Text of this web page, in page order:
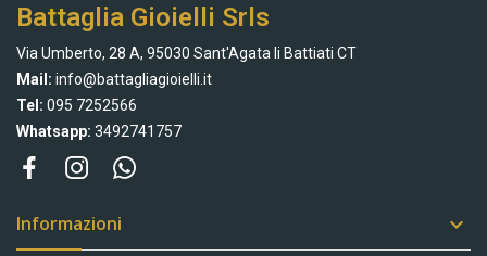
Battaglia Gioielli Srls
Via Umberto, 28 A, 95030 Sant'Agata li Battiati CT
Mail: info@battagliagioielli.it
Tel: 095 7252566
Whatsapp: 3492741757
Informazioni 